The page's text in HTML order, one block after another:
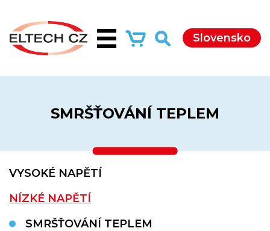
Slovensko
SMRŠŤOVÁNÍ TEPLEM
VYSOKÉ NAPĚTÍ
NÍZKÉ NAPĚTÍ
SMRŠŤOVÁNÍ TEPLEM